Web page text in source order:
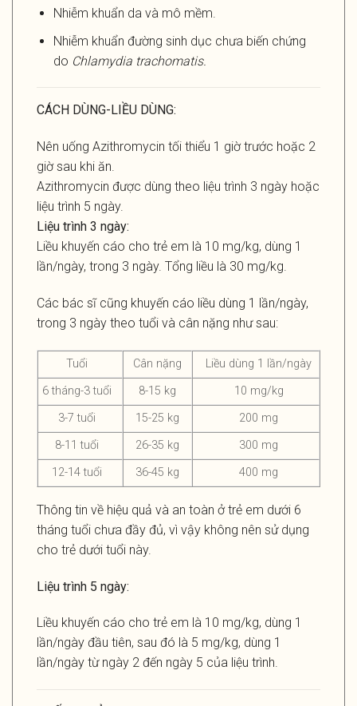
Nhiễm khuẩn da và mô mềm.
Nhiễm khuẩn đường sinh dục chưa biến chứng
do Chlamydia trachomatis.
CÁCH DÙNG-LIỀU DÙNG:
Nên uống Azithromycin tối thiểu 1 giờ trước hoặc 2
giờ sau khi ăn.
Azithromycin được dùng theo liệu trình 3 ngày hoặc
liệu trình 5 ngày.
Liệu trình 3 ngày:
Liều khuyến cáo cho trẻ em là 10 mg/kg, dùng 1
lần/ngày, trong 3 ngày. Tổng liều là 30 mg/kg.
Các bác sĩ cũng khuyến cáo liều dùng 1 lần/ngày,
trong 3 ngày theo tuổi và cân nặng như sau:
Tuổi Cân nặng
Liều dùng 1 lần/ngày
6 tháng-3 tuổi
8-15 kg
10 mg/kg
3-7 tuổi
15-25 kg
200 mg
8-11 tuổi
26-35 kg
300 mg
12-14 tuổi
36-45 kg 400 mg
Thông tin về hiệu quả và an toàn ở trẻ em dưới 6
tháng tuổi chưa đầy đủ, vì vậy không nên sử dụng
cho trẻ dưới tuổi này.
Liệu trình 5 ngày:
Liều khuyến cáo cho trẻ em là 10 mg/kg, dùng 1
lần/ngày đầu tiên, sau đó là 5 mg/kg, dùng 1
lần/ngày từ ngày 2 đến ngày 5 của liệu trình.